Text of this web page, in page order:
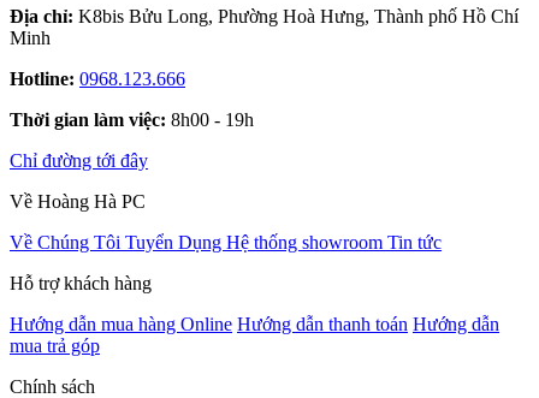
Địa chỉ: K8bis Bửu Long, Phường Hoà Hưng, Thành phố Hồ Chí
Minh
Hotline: 0968.123.666
Thời gian làm việc: 8h00 - 19h
Chỉ đường tới đây
Về Hoàng Hà PC
Về Chúng Tôi Tuyển Dụng Hệ thống showroom Tin tức
Hỗ trợ khách hàng
Hướng dẫn mua hàng Online Hướng dẫn thanh toán Hướng dẫn
mua trả góp
Chính sách